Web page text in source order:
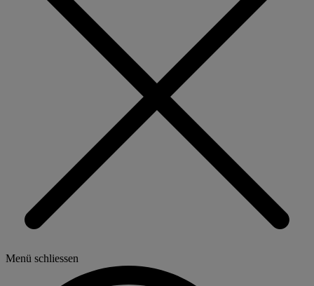
Menü schliessen